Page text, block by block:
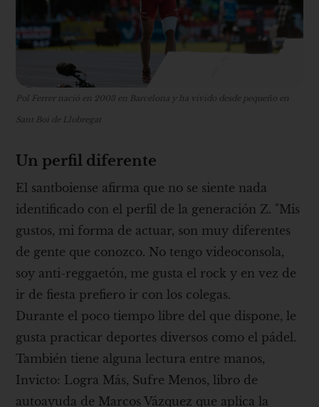
Pol Ferrer nació en 2003 en Barcelona y ha vivido desde pequeño en
Sant Boi de Llobregat
Un perfil diferente
El santboiense afirma que no se siente nada
identificado con el perfil de la generación Z. "Mis
gustos, mi forma de actuar, son muy diferentes
de gente que conozco. No tengo videoconsola,
soy anti-reggaetón, me gusta el rock y en vez de
ir de fiesta prefiero ir con los colegas.
Durante el poco tiempo libre del que dispone, le
gusta practicar deportes diversos como el pádel.
También tiene alguna lectura entre manos,
Invicto: Logra Más, Sufre Menos, libro de
autoayuda de Marcos Vázquez que aplica la